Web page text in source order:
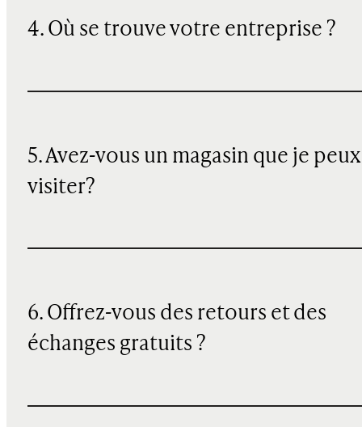
4. Où se trouve votre entreprise ?
5. Avez-vous un magasin que je peux
visiter?
6. Offrez-vous des retours et des
échanges gratuits ?